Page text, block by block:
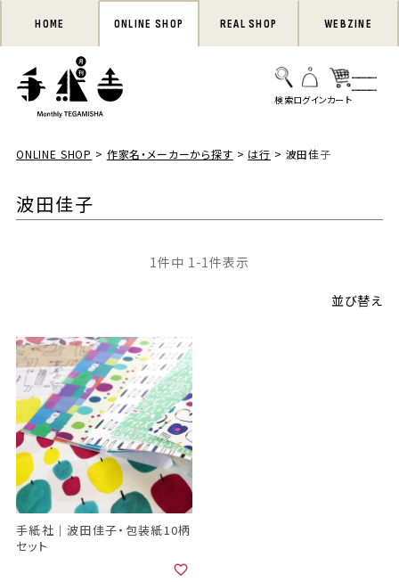
HOME ONLINE SHOP REAL SHOP WEBZINE
ONLINE SHOP 作家名・メーカーから探す は行 波田佳子
波田佳子
並び替え
1件中 1 -1件表示
手紙社｜波田佳子・包装紙10柄
セット